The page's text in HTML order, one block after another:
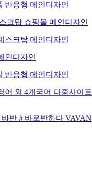
반응형 메인디자인
크탑 쇼핑몰 메인디자인
스크탑 메인디자인
인디자인
반응형 메인디자인
어 외 4개국어 다중사이트
반 # 바로반하다 VAVAN